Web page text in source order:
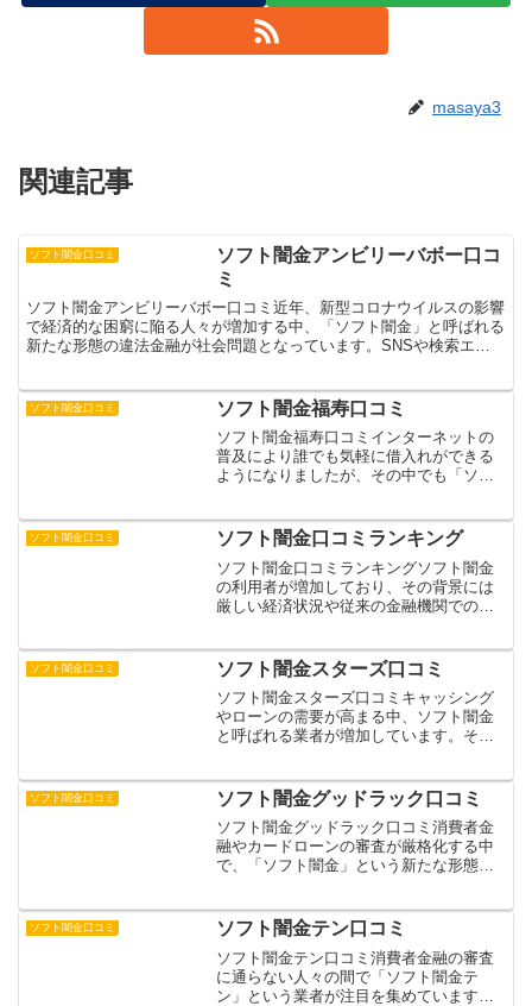
masaya3
関連記事
ソフト闇金口コミ
ソフト闇金アンビリーバボー口コ
ミ
ソフト闇金アンビリーバボー口コミ近年、新型コロナウイルスの影響
で経済的な困窮に陥る人々が増加する中、「ソフト闇金」と呼ばれる
新たな形態の違法金融が社会問題となっています。SNSや検索エン
ソフト闇金口コミ ソフト闇金福寿口コミ
ソフト闇金福寿口コミインターネットの
普及により誰でも気軽に借入れができる
ようになりましたが、その中でも「ソフ
見えますが、実態は違法な高金利での貸
付けを行う闇金融業者です...
ソフト闇金口コミ ソフト闇金口コミランキング
ソフト闇金口コミランキングソフト闇金
の利用者が増加しており、その背景には
厳しい経済状況や従来の金融機関での借
中間に位置する貸金業者で、審査が比較
的緩やかなことが特徴です...
ソフト闇金口コミ ソフト闇金スターズ口コミ
ソフト闇金スターズ口コミキャッシング
やローンの需要が高まる中、ソフト闇金
と呼ばれる業者が増加しています。その
いる業者の一つです。一見すると正規の
貸金業者のように見えま...
ソフト闇金口コミ ソフト闇金グッドラック口コミ
ソフト闇金グッドラック口コミ消費者金
融やカードローンの審査が厳格化する中
で、「ソフト闇金」という新たな形態の
い知名度を持つ業者として知られていま
す。しかし、その実態や安...
ソフト闇金口コミ ソフト闇金テン口コミ
ソフト闇金テン口コミ消費者金融の審査
に通らない人々の間で「ソフト闇金テ
ン」という業者が注目を集めています。